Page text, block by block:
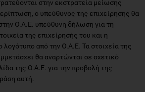
στην εκστρατεία μείωσης
ο υπεύθυνος της επιχείρησης θα
Ο.Α.Ε. υπεύθυνη δήλωση για τη
της επιχείρησής του και η
λογότυπο από την Ο.Α.Ε. Τα στοιχεία της
θα αναρτώνται σε σχετικό
της Ο.Α.Ε. για την προβολή της
αυτή.